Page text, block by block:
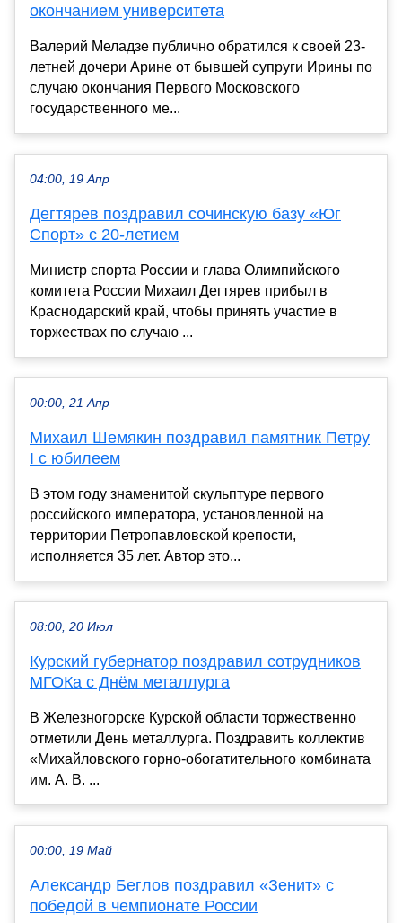
окончанием университета
Валерий Меладзе публично обратился к своей 23-
летней дочери Арине от бывшей супруги Ирины по
случаю окончания Первого Московского
государственного ме...
04:00, 19 Апр
Дегтярев поздравил сочинскую базу «Юг
Спорт» с 20-летием
Министр спорта России и глава Олимпийского
комитета России Михаил Дегтярев прибыл в
Краснодарский край, чтобы принять участие в
торжествах по случаю ...
00:00, 21 Апр
Михаил Шемякин поздравил памятник Петру
I с юбилеем
В этом году знаменитой скульптуре первого
российского императора, установленной на
территории Петропавловской крепости,
исполняется 35 лет. Автор это...
08:00, 20 Июл
Курский губернатор поздравил сотрудников
МГОКа с Днём металлурга
В Железногорске Курской области торжественно
отметили День металлурга. Поздравить коллектив
«Михайловского горно-обогатительного комбината
им. А. В. ...
00:00, 19 Май
Александр Беглов поздравил «Зенит» с
победой в чемпионате России